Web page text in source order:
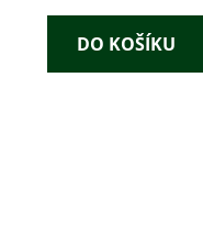
DO KOŠÍKU